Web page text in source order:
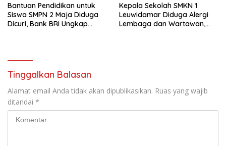
Bantuan Pendidikan untuk
Siswa SMPN 2 Maja Diduga
Dicuri, Bank BRI Ungkap
Kepala Sekolah SMKN 1
Leuwidamar Diduga Alergi
Lembaga dan Wartawan,
Tinggalkan Balasan
Alamat email Anda tidak akan dipublikasikan. Ruas yang wajib
ditandai *